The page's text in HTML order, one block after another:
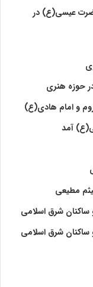
عیسی(ع) در
حوزه هنری
و امام هادی(ع)
آمد
مطیعی
ساکنان شرق اسلامی
ساکنان شرق اسلامی